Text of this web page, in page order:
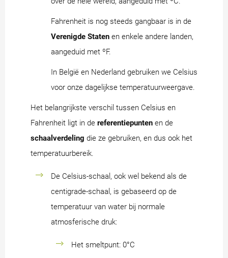
Fahrenheit is nog steeds gangbaar is in de
Verenigde Staten en enkele andere landen,
aangeduid met ºF.
In België en Nederland gebruiken we Celsius
voor onze dagelijkse temperatuurweergave.
Het belangrijkste verschil tussen Celsius en
Fahrenheit ligt in de referentiepunten en de
schaalverdeling die ze gebruiken, en dus ook het
temperatuurbereik.
De Celsius-schaal, ook wel bekend als de
centigrade-schaal, is gebaseerd op de
temperatuur van water bij normale
atmosferische druk:
Het smeltpunt: 0°C